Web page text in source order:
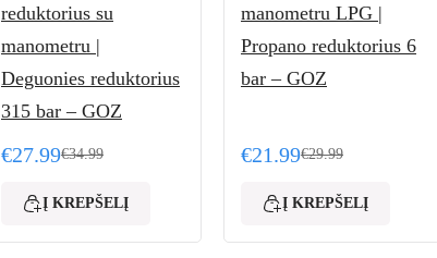
reduktorius su
manometru |
Deguonies reduktorius
315 bar – GOZ
€34.99
Original price was: €34.99.
€27.99
Current price is: €27.99.
Į KREPŠELĮ
manometru LPG |
Propano reduktorius 6
bar – GOZ
€29.99
Original price was:
€21.99
Current price is:
Į KREPŠELĮ